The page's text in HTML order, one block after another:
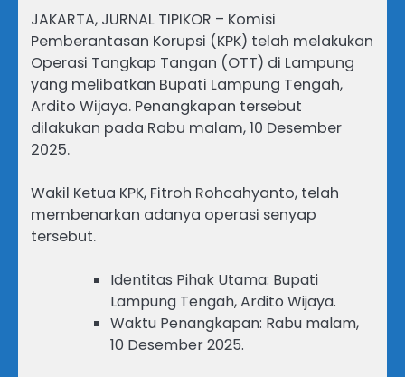
JAKARTA, JURNAL TIPIKOR – Komisi
Pemberantasan Korupsi (KPK) telah melakukan
Operasi Tangkap Tangan (OTT) di Lampung
yang melibatkan Bupati Lampung Tengah,
Ardito Wijaya. Penangkapan tersebut
dilakukan pada Rabu malam, 10 Desember
2025.
Wakil Ketua KPK, Fitroh Rohcahyanto, telah
membenarkan adanya operasi senyap
tersebut.
Identitas Pihak Utama: Bupati
Lampung Tengah, Ardito Wijaya.
Waktu Penangkapan: Rabu malam,
10 Desember 2025.